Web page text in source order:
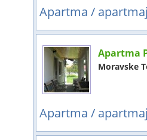
Apartma /
Apartma
Moravske
Apartma /